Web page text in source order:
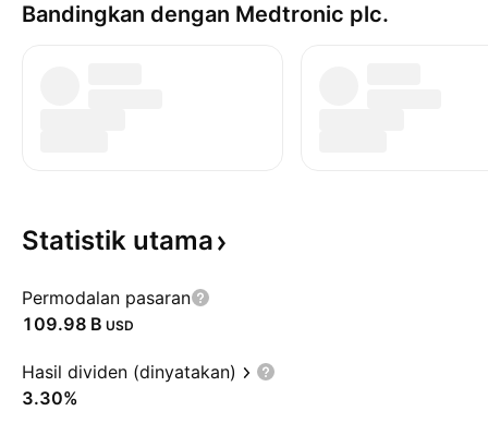
Bandingkan dengan Medtronic plc.
Statistik utama
Permodalan pasaran
‪109.98 B‬ USD
Hasil dividen (dinyatakan)
3.30%